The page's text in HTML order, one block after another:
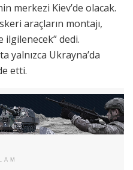
merkezi Kiev’de olacak.
araçların montajı,
dedi.
yalnızca Ukrayna’da
etti.